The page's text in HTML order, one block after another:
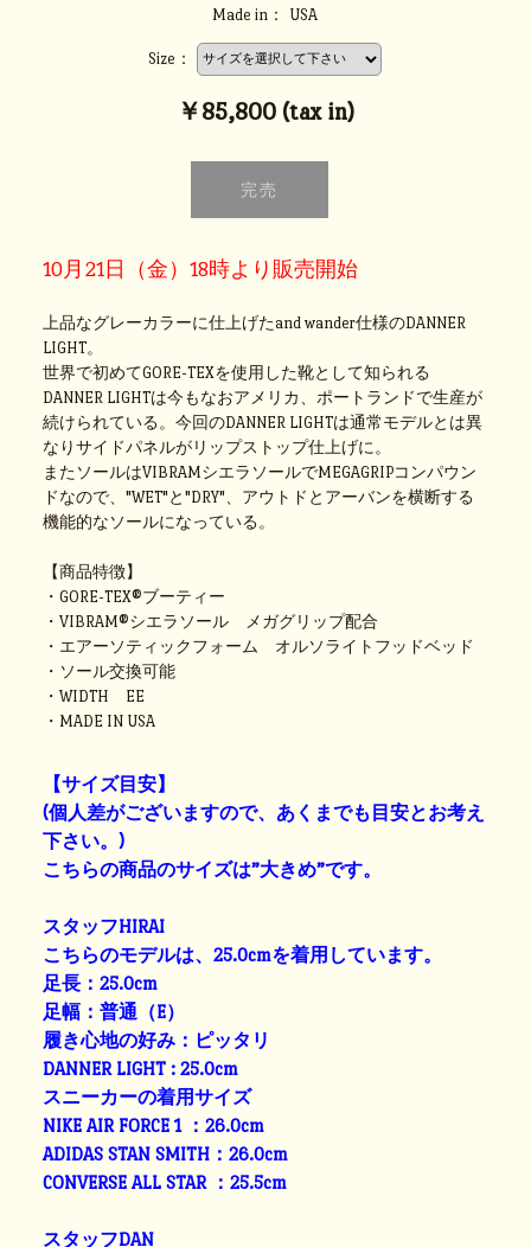
Made in：
USA
Size：
￥85,800 (tax in)
10月21日（金）18時より販売開始
上品なグレーカラーに仕上げたand wander仕様のDANNER
LIGHT。
世界で初めてGORE-TEXを使用した靴として知られる
DANNER LIGHTは今もなおアメリカ、ポートランドで生産が
続けられている。今回のDANNER LIGHTは通常モデルとは異
なりサイドパネルがリップストップ仕上げに。
またソールはVIBRAMシエラソールでMEGAGRIPコンパウン
ドなので、"WET"と"DRY"、アウトドとアーバンを横断する
機能的なソールになっている。
【商品特徴】
・GORE-TEX®ブーティー
・VIBRAM®シエラソール メガグリップ配合
・エアーソティックフォーム オルソライトフッドベッド
・ソール交換可能
・WIDTH EE
・MADE IN USA
【サイズ目安】
(個人差がございますので、あくまでも目安とお考え
下さい。)
こちらの商品のサイズは”大きめ”です。
スタッフHIRAI
こちらのモデルは、25.0cmを着用しています。
足長：25.0cm
足幅：普通（E）
履き心地の好み：ピッタリ
DANNER LIGHT : 25.0cm
スニーカーの着用サイズ
NIKE AIR FORCE 1 ：26.0cm
ADIDAS STAN SMITH：26.0cm
CONVERSE ALL STAR ：25.5cm
スタッフDAN